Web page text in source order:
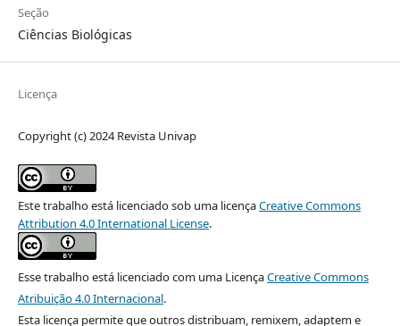
Seção
Ciências Biológicas
Licença
Copyright (c) 2024 Revista Univap
Este trabalho está licenciado sob uma licençaCreative Commons
Attribution 4.0 International License.
Esse trabalho está licenciado com uma LicençaCreative Commons
Atribuição 4.0 Internacional.
Esta licença permite que outros distribuam, remixem, adaptem e